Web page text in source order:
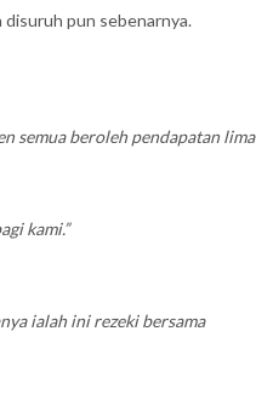
disuruh pun sebenarnya.
semua beroleh pendapatan lima
kami.”
ialah ini rezeki bersama